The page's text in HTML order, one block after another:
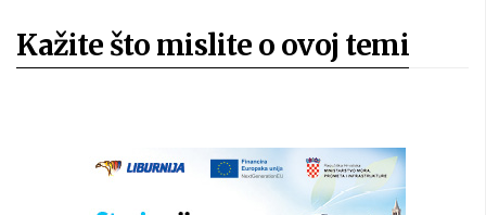
Kažite što mislite o ovoj temi